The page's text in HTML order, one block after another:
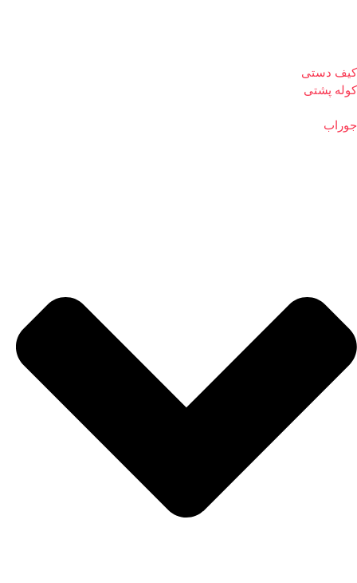
کیف دستی
کوله پشتی
جوراب